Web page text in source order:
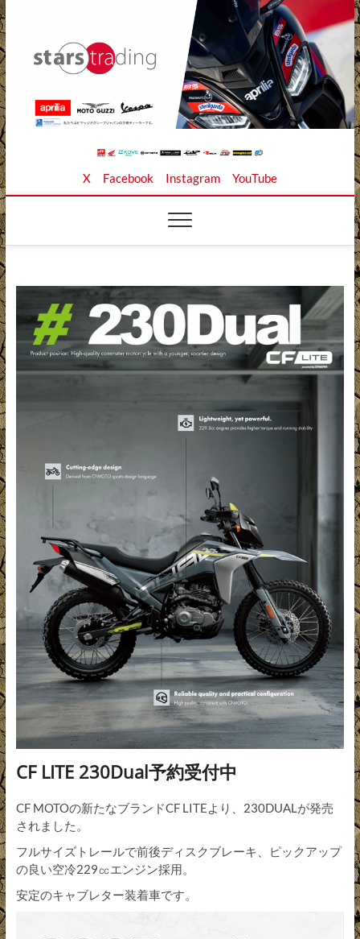
Skip
to
content
Stars Trading Ltd. |
株式会社スターズト
レーディング
APRILIA MOTO GUZZI正規ディーラー、REKLUSE、
X Facebook Instagram YouTube
CF LITE 230Dual予約受付中
CF MOTOの新たなブランドCF LITEより、230DUALが発売
されました。
フルサイズトレールで前後ディスクブレーキ、ピックアップ
の良い空冷229㏄エンジン採用。
安定のキャブレター装着車です。